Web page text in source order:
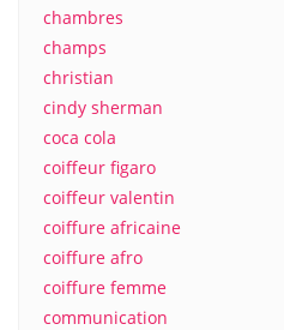
chambres
champs
christian
cindy sherman
coca cola
coiffeur figaro
coiffeur valentin
coiffure africaine
coiffure afro
coiffure femme
communication